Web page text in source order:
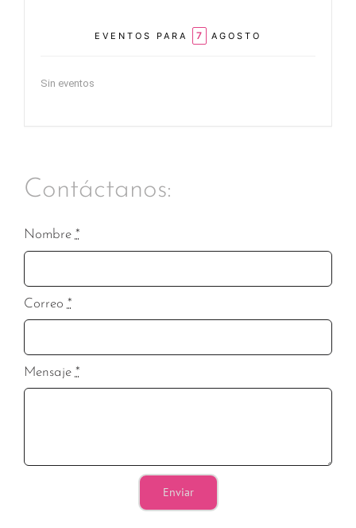
EVENTOS PARA 7 AGOSTO
Sin eventos
Contáctanos:
Nombre*
Correo *
Mensaje *
Enviar